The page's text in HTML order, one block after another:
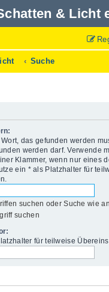
& Licht
Suche
das gefunden werden
werden darf. Verwende
Klammer, wenn nur eines
ein * als Platzhalter für
suchen oder Suche wie
suchen
für teilweise